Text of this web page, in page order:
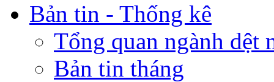
Bản tin - Thống kê
Tổng quan ngành dệt
Bản tin tháng